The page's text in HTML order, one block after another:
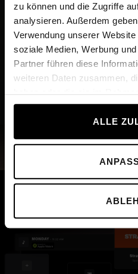
zu können und die Zugriffe
analysieren. Außerdem
Verwendung unserer
soziale Medien, Werbung
Partner führen diese
weiteren Daten zusammen,
haben oder die sie im
gesammelt haben.
ALLE